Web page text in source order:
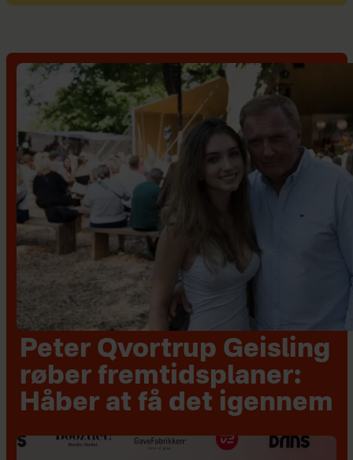
Peter Qvortrup Geisling
røber fremtidsplaner:
Håber at få det igennem